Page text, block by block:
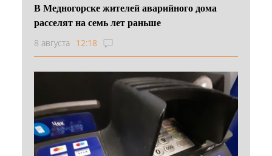
В Медногорске жителей аварийного дома
расселят на семь лет раньше
8 августа 12:18